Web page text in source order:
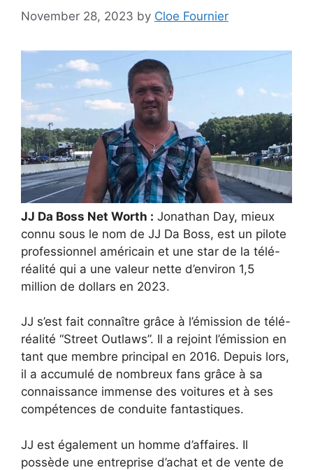
November 28, 2023 by Cloe Fournier
JJ Da Boss Net Worth : Jonathan Day, mieux
connu sous le nom de JJ Da Boss, est un pilote
professionnel américain et une star de la télé-
réalité qui a une valeur nette d’environ 1,5
million de dollars en 2023.
JJ s’est fait connaître grâce à l’émission de télé-
réalité “Street Outlaws”. Il a rejoint l’émission en
tant que membre principal en 2016. Depuis lors,
il a accumulé de nombreux fans grâce à sa
connaissance immense des voitures et à ses
compétences de conduite fantastiques.
JJ est également un homme d’affaires. Il
possède une entreprise d’achat et de vente de